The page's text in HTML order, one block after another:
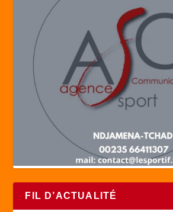
FIL D’ACTUALITÉ